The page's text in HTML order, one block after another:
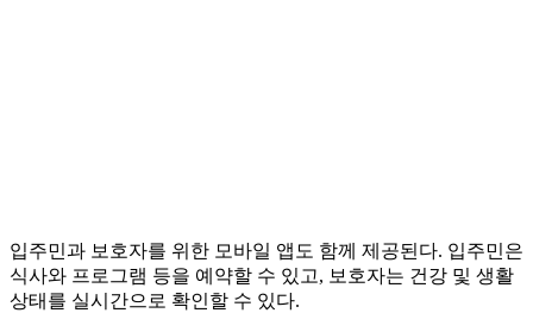
입주민과 보호자를 위한 모바일 앱도 함께 제공된다. 입주민은
식사와 프로그램 등을 예약할 수 있고, 보호자는 건강 및 생활
상태를 실시간으로 확인할 수 있다.